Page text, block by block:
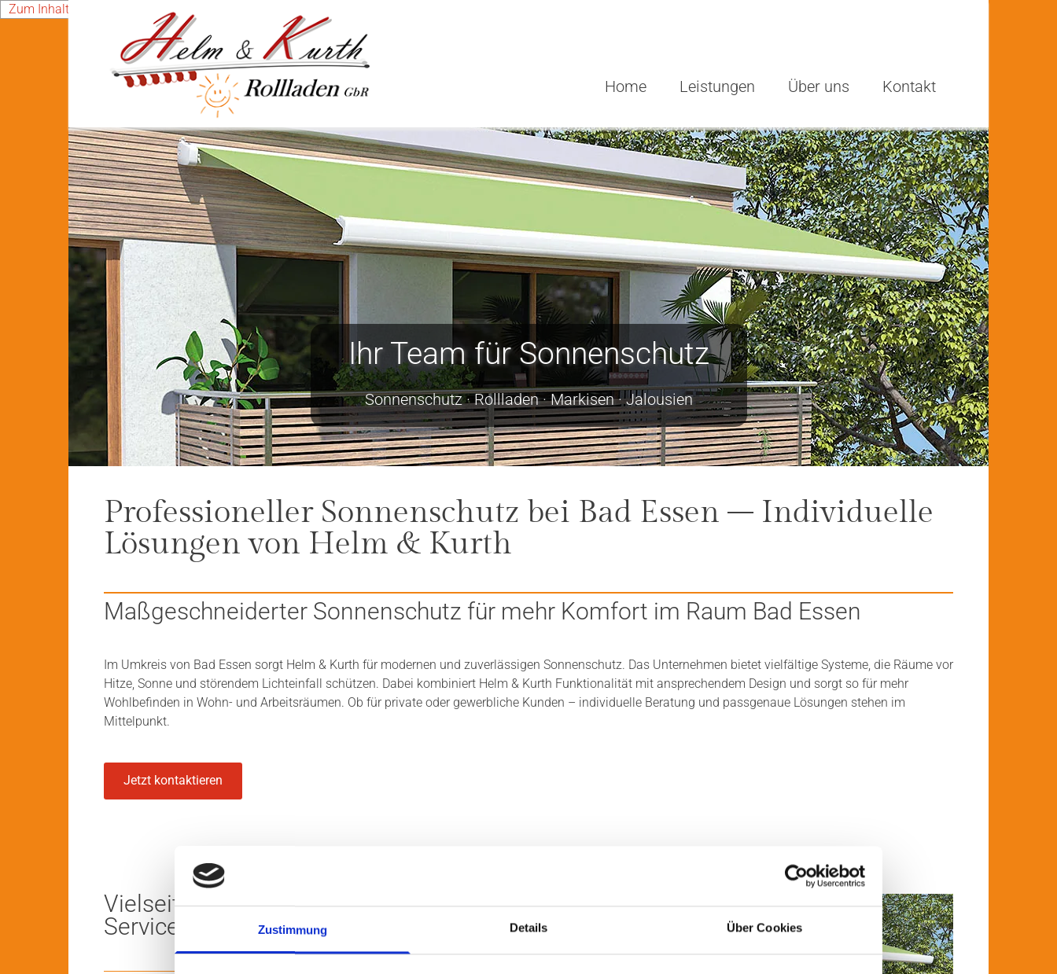
Zustimmung Details Über Cookies
Zum Inhalt springen
Home Leistungen Über uns Kontakt
Ihr Team für Sonnenschutz
Sonnenschutz · Rollladen · Markisen · Jalousien
Professioneller Sonnenschutz bei Bad Essen – Individuelle
Lösungen von Helm & Kurth
Maßgeschneiderter Sonnenschutz für mehr Komfort im Raum Bad Essen
Im Umkreis von Bad Essen sorgt Helm & Kurth für modernen und zuverlässigen Sonnenschutz. Das Unternehmen bietet vielfältige Systeme, die Räume vor
Hitze, Sonne und störendem Lichteinfall schützen. Dabei kombiniert Helm & Kurth Funktionalität mit ansprechendem Design und sorgt so für mehr
Wohlbefinden in Wohn- und Arbeitsräumen. Ob für private oder gewerbliche Kunden – individuelle Beratung und passgenaue Lösungen stehen im
Mittelpunkt.
Jetzt kontaktieren
Vielseitige Sonnenschutzsysteme und
Serviceleistungen